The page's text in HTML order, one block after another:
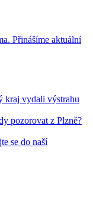
Přinášíme aktuální
kraj vydali výstrahu
pozorovat z Plzně?
se do naší